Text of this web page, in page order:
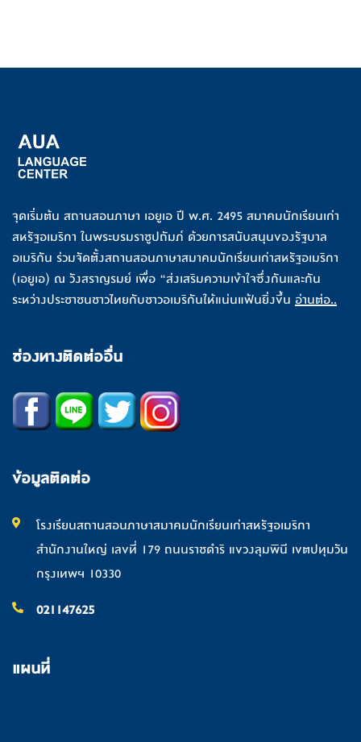
จุดเริ่มต้น สถานสอนภาษา เอยูเอ ปี พ.ศ. 2495 สมาคมนักเรียนเก่า
สหรัฐอเมริกา ในพระบรมราชูปถัมภ์ ด้วยการสนับสนุนของรัฐบาล
อเมริกัน ร่วมจัดตั้งสถานสอนภาษาสมาคมนักเรียนเก่าสหรัฐอเมริกา
(เอยูเอ) ณ วังสราญรมย์ เพื่อ “ส่งเสริมความเข้าใจซึ่งกันและกัน
ระหว่างประชาชนชาวไทยกับชาวอเมริกันให้แน่นแฟ้นยิ่งขึ้น อ่านต่อ..
ช่องทางติดต่ออื่น
ข้อมูลติดต่อ
โรงเรียนสถานสอนภาษาสมาคมนักเรียนเก่าสหรัฐอเมริกา
สำนักงานใหญ่ เลขที่ 179 ถนนราชดำริ แขวงลุมพินี เขตปทุมวัน
กรุงเทพฯ 10330
021147625
แผนที่